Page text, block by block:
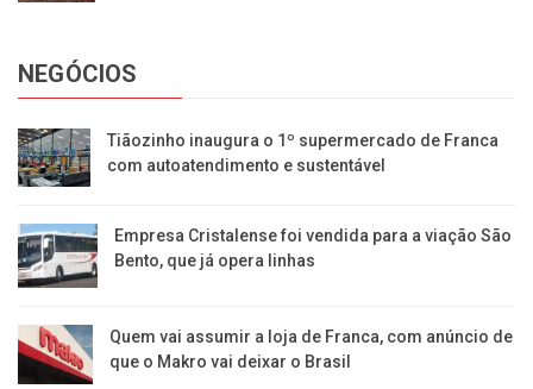
NEGÓCIOS
Tiãozinho inaugura o 1º supermercado de Franca
com autoatendimento e sustentável
Empresa Cristalense foi vendida para a viação São
Bento, que já opera linhas
Quem vai assumir a loja de Franca, com anúncio de
que o Makro vai deixar o Brasil